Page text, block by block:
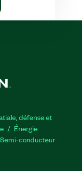
défense et
Énergie​
Semi-conducteur